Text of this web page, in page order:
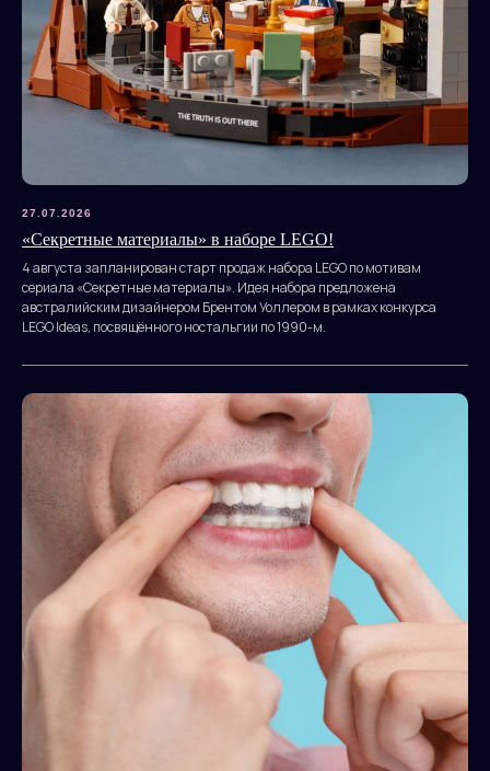
27.07.2026
«Секретные материалы» в наборе LEGO!
4 августа запланирован старт продаж набора LEGO по мотивам
сериала «Секретные материалы». Идея набора предложена
австралийским дизайнером Брентом Уоллером в рамках конкурса
LEGO Ideas, посвящённого ностальгии по 1990-м.